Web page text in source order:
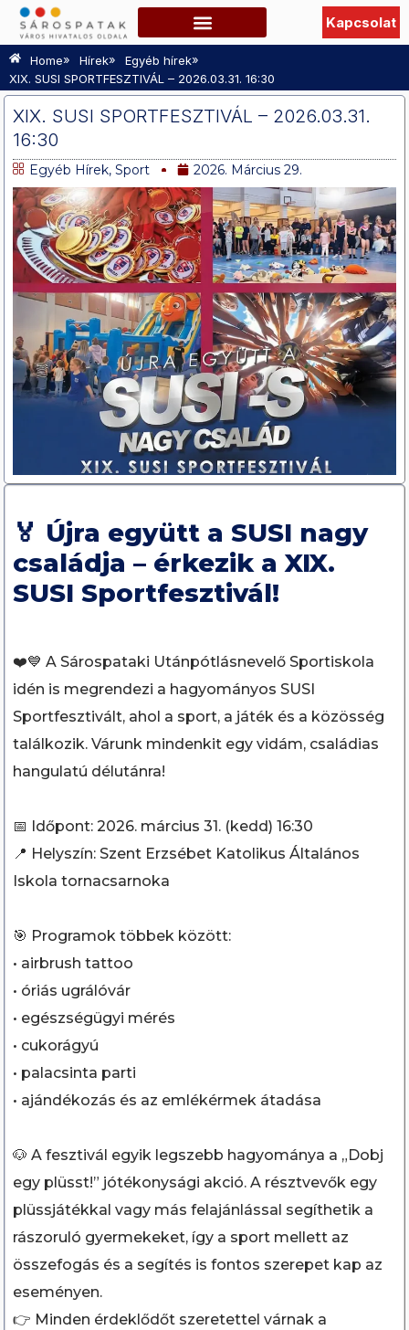
Kapcsolat
Home» Hírek» Egyéb hírek»
XIX. SUSI SPORTFESZTIVÁL – 2026.03.31. 16:30
XIX. SUSI SPORTFESZTIVÁL – 2026.03.31.
16:30
Egyéb Hírek,Sport 2026. Március 29.
🏅 Újra együtt a SUSI nagy
családja – érkezik a XIX.
SUSI Sportfesztivál!
❤️💙 A Sárospataki Utánpótlásnevelő Sportiskola
idén is megrendezi a hagyományos SUSI
Sportfesztivált, ahol a sport, a játék és a közösség
találkozik. Várunk mindenkit egy vidám, családias
hangulatú délutánra!
📅 Időpont: 2026. március 31. (kedd) 16:30
📍 Helyszín: Szent Erzsébet Katolikus Általános
Iskola tornacsarnoka
🎯 Programok többek között:
• airbrush tattoo
• óriás ugrálóvár
• egészségügyi mérés
• cukorágyú
• palacsinta parti
• ajándékozás és az emlékérmek átadása
🐶 A fesztivál egyik legszebb hagyománya a „Dobj
egy plüsst!” jótékonysági akció. A résztvevők egy
plüssjátékkal vagy más felajánlással segíthetik a
rászoruló gyermekeket, így a sport mellett az
összefogás és a segítés is fontos szerepet kap az
eseményen.
👉 Minden érdeklődőt szeretettel várnak a